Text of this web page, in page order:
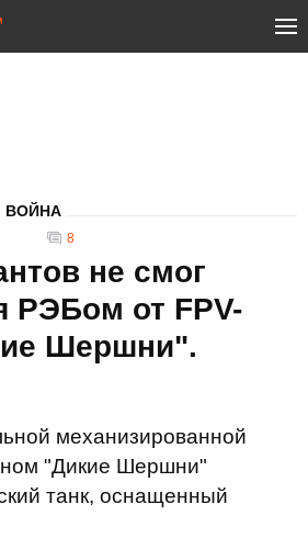
ВОЙНА
8
не смог
РЭБом от FPV-
Шершни".
механизированной
"Дикие Шершни"
танк, оснащенный